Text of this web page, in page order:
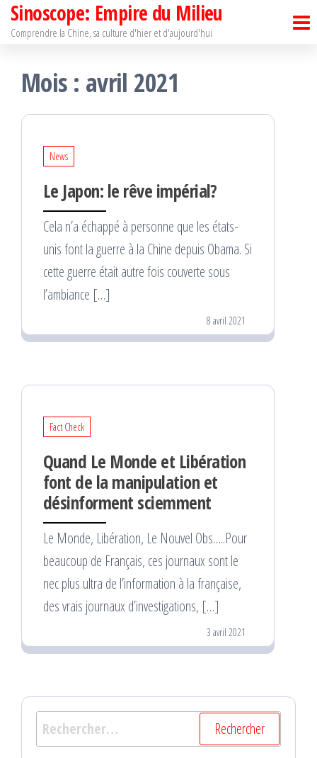
Passer
Sinoscope: Empire du Milieu
Comprendre la Chine, sa culture d'hier et d'aujourd'hui
Mois : avril 2021
News
Le Japon: le rêve impérial?
Cela n’a échappé à personne que les états-
unis font la guerre à la Chine depuis Obama. Si
cette guerre était autre fois couverte sous
l’ambiance […]
8 avril 2021
Fact Check
Quand Le Monde et Libération
font de la manipulation et
désinforment sciemment
Le Monde, Libération, Le Nouvel Obs…..Pour
beaucoup de Français, ces journaux sont le
nec plus ultra de l’information à la française,
des vrais journaux d’investigations, […]
3 avril 2021
Rechercher :